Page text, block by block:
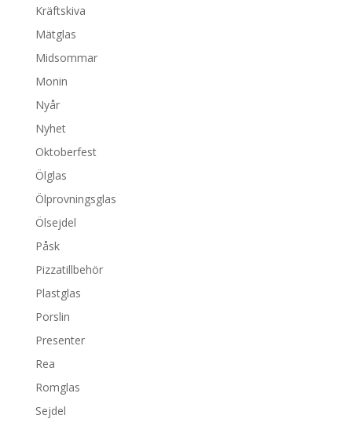
Kräftskiva
Mätglas
Midsommar
Monin
Nyår
Nyhet
Oktoberfest
Ölglas
Ölprovningsglas
Ölsejdel
Påsk
Pizzatillbehör
Plastglas
Porslin
Presenter
Rea
Romglas
Sejdel